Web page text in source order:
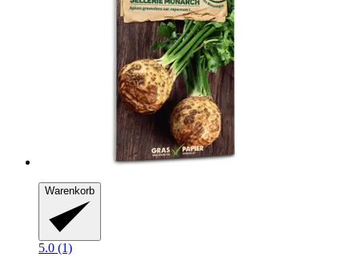
Warenkorb
5.0 (1)